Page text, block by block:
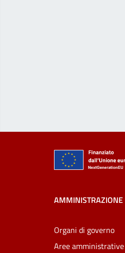
AMMINISTRAZIONE
Organi di governo
Aree amministrative